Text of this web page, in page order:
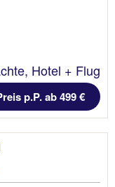
Hotel + Flug
p.P. ab 499 €